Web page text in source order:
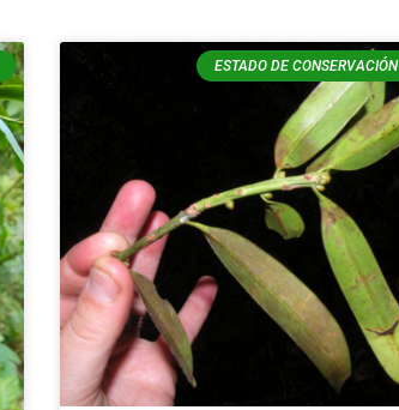
ESTADO DE CONSERVACIÓN